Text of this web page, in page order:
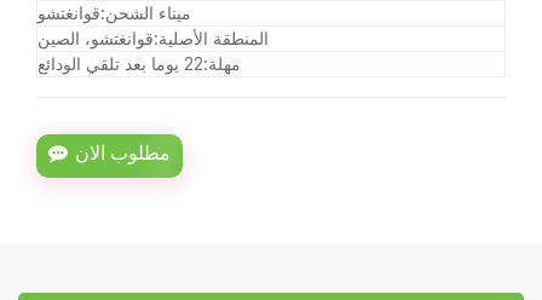
ميناء الشحن:قوانغتشو
المنطقة الأصلية:قوانغتشو، الصين
مهلة:22 يوما بعد تلقي الودائع
مطلوب الان